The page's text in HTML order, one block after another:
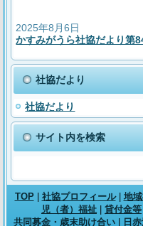
2025年8月6日
かすみがうら社協だより第
社協だより
社協だより
サイト内を検索
TOP| 社協プロフィール| 地
児（者）福祉
貸付金等
共同募金・歳末助け合い
日